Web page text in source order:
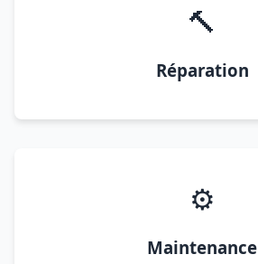
🔨
Réparation
⚙️
Maintenance